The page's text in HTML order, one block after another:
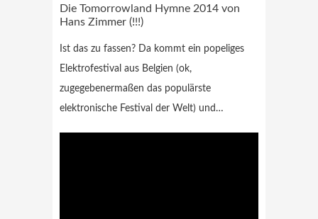
Die Tomorrowland Hymne 2014 von
Hans Zimmer (!!!)
Ist das zu fassen? Da kommt ein popeliges
Elektrofestival aus Belgien (ok,
zugegebenermaßen das populärste
elektronische Festival der Welt) und…